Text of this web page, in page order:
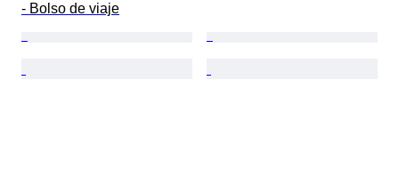
- Bolso de viaje